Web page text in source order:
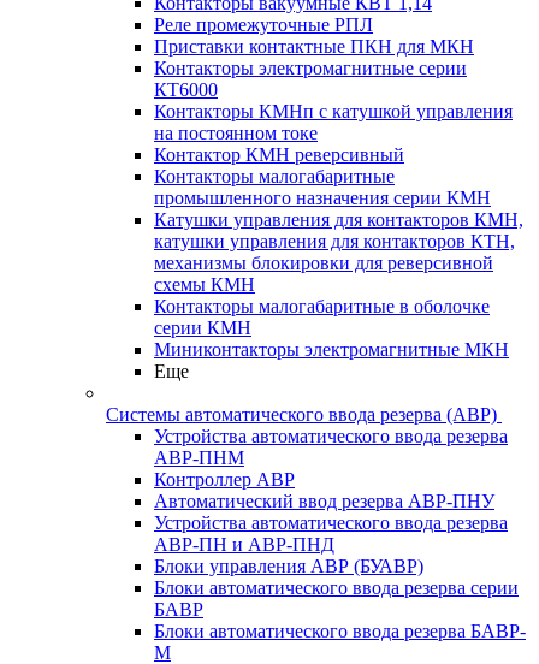
Реле промежуточные РПЛ
Приставки контактные ПКН для МКН
Контакторы электромагнитные серии
КТ6000
Контакторы КМНп с катушкой управления
на постоянном токе
Контактор КМН реверсивный
Контакторы малогабаритные
промышленного назначения серии КМН
Катушки управления для контакторов КМН,
катушки управления для контакторов КТН,
механизмы блокировки для реверсивной
схемы КМН
Контакторы малогабаритные в оболочке
серии КМН
Миниконтакторы электромагнитные МКН
Еще
Системы автоматического ввода резерва (АВР)
Устройства автоматического ввода резерва
АВР-ПНМ
Контроллер АВР
Автоматический ввод резерва АВР-ПНУ
Устройства автоматического ввода резерва
АВР-ПН и АВР-ПНД
Блоки управления АВР (БУАВР)
Блоки автоматического ввода резерва серии
БАВР
Блоки автоматического ввода резерва БАВР-
М